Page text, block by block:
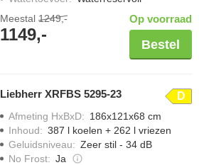
Meestal 1249,-
1149,-
Op voorraad
Bestel
Liebherr XRFBS 5295-23 D
Afmeting HxBxD: 186x121x68 cm
Inhoud: 387 l koelen + 262 l vriezen
Geluidsniveau: Zeer stil - 34 dB
No Frost: Ja